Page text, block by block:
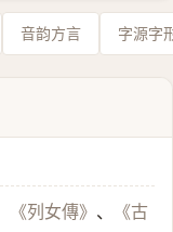
音韵方言 字源字
《列女傳》 、
《古